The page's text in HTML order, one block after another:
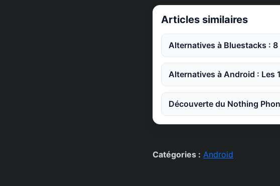
Articles similaires
Alternatives à Bluestacks :
Alternatives à Android : Les
Découverte du Nothing
Catégories : Android